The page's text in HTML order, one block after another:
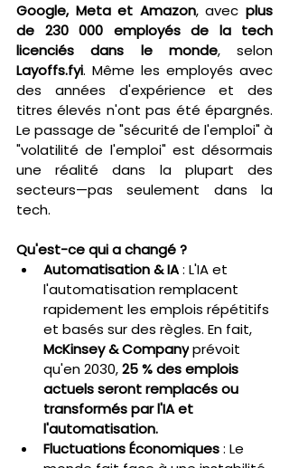
Google, Meta et Amazon, avec plus
de 230 000 employés de la tech
licenciés dans le monde
Layoffs.fyi. Même les employés avec
des années d'expérience et des
titres élevés n'ont pas été épargnés.
Le passage de "sécurité de l'emploi" à
"volatilité de l'emploi" est désormais
une réalité dans la plupart des
secteurs—pas seulement dans la
tech.
Qu'est-ce qui a changé ?
Automatisation & IA : L'IA et
l'automatisation remplacent
rapidement les emplois répétitifs
et basés sur des règles. En fait,
McKinsey & Company prévoit
qu'en 2030, 25 % des emplois
actuels seront remplacés ou
transformés par l'IA et
l'automatisation.
Fluctuations Économiques : Le